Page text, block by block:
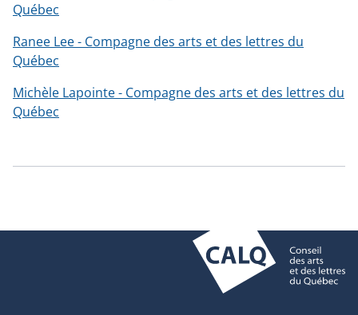
Québec
Ranee Lee - Compagne des arts et des lettres du
Québec
Michèle Lapointe - Compagne des arts et des lettres du
Québec